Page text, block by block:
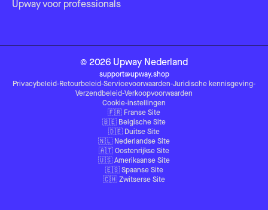
Upway voor professionals
© 2026 Upway Nederland
support@upway.shop
Privacybeleid-Retourbeleid-Servicevoorwaarden-Juridische kennisgeving-
Verzendbeleid-Verkoopvoorwaarden
Cookie-instellingen
🇫🇷 Franse Site
🇧🇪 Belgische Site
🇩🇪 Duitse Site
🇳🇱 Nederlandse Site
🇦🇹 Oostenrijkse Site
🇺🇸 Amerikaanse Site
🇪🇸 Spaanse Site
🇨🇭 Zwitserse Site